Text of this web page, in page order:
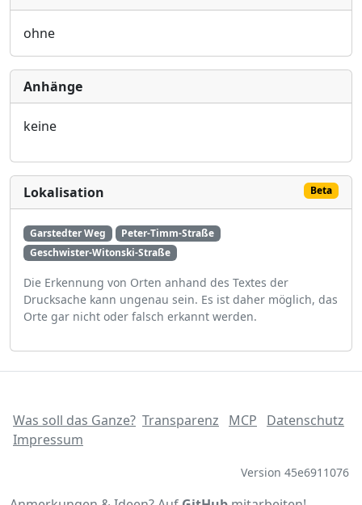
ohne
Anhänge
keine
Lokalisation Beta
Garstedter Weg
Peter-Timm-Straße
Geschwister-Witonski-Straße
Die Erkennung von Orten anhand des Textes der
Drucksache kann ungenau sein. Es ist daher möglich, das
Orte gar nicht oder falsch erkannt werden.
Was soll das Ganze? Transparenz MCP
Datenschutz
Impressum
Version 45e6911076